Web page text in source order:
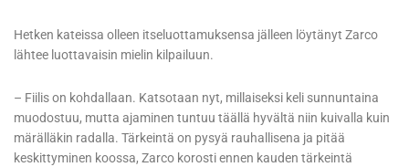
Hetken kateissa olleen itseluottamuksensa jälleen löytänyt Zarco
lähtee luottavaisin mielin kilpailuun.
– Fiilis on kohdallaan. Katsotaan nyt, millaiseksi keli sunnuntaina
muodostuu, mutta ajaminen tuntuu täällä hyvältä niin kuivalla kuin
märälläkin radalla. Tärkeintä on pysyä rauhallisena ja pitää
keskittyminen koossa, Zarco korosti ennen kauden tärkeintä